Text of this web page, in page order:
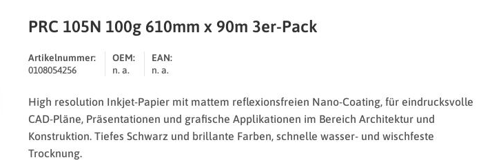
PRC 105N 100g 610mm x 90m 3er-Pack
Artikelnummer:
0108054256
OEM:
n. a.
EAN:
n. a.
High resolution Inkjet-Papier mit mattem reflexionsfreien Nano-Coating, für eindrucksvolle
CAD-Pläne, Präsentationen und grafische Applikationen im Bereich Architektur und
Konstruktion. Tiefes Schwarz und brillante Farben, schnelle wasser- und wischfeste
Trocknung.